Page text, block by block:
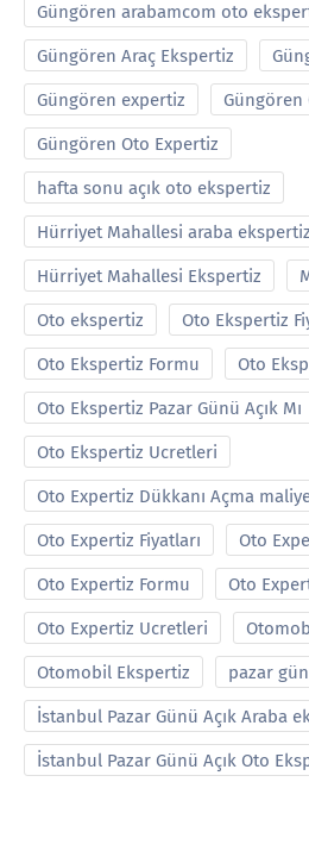
Güngören arabamcom oto
Güngören Araç Ekspertiz
Güngören expertiz Güngören
Güngören Oto Expertiz
hafta sonu açık oto ekspertiz
Hürriyet Mahallesi araba ekspertiz
Hürriyet Mahallesi Ekspertiz
Oto ekspertiz Oto Ekspertiz
Oto Ekspertiz Formu Oto
Oto Ekspertiz Pazar Günü Açık Mı
Oto Ekspertiz Ucretleri
Oto Expertiz Dükkanı Açma
Oto Expertiz Fiyatları Oto
Oto Expertiz Formu Oto
Oto Expertiz Ucretleri
Otomobil Ekspertiz pazar
İstanbul Pazar Günü Açık Araba
İstanbul Pazar Günü Açık Oto